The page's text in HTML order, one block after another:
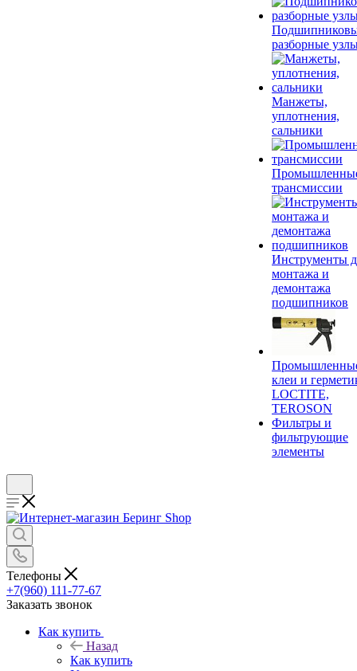
разборные
Манжеты,
уплотнения,
сальники
трансмиссии
Инструменты
монтажа и
демонтажа
подшипников
клеи и
LOCTITE,
TEROSON
Фильтры и
фильтрующие
элементы
Телефоны
+7(960) 111-77-67
Заказать звонок
Как купить
Назад
Как купить